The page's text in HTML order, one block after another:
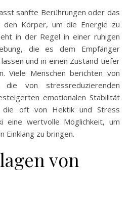
sanfte Berührungen oder das
Körper, um die Energie zu
in der Regel in einer ruhigen
die es dem Empfänger
und in einen Zustand tiefer
Viele Menschen berichten von
die von stressreduzierenden
emotionalen Stabilität
die oft von Hektik und Stress
eine wertvolle Möglichkeit, um
Einklang zu bringen.
von